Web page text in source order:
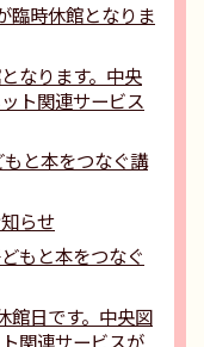
臨時休館となりま
なります。中央
ト関連サービス
もと本をつなぐ講
らせ
もと本をつなぐ
館日です。中央図
関連サービスが